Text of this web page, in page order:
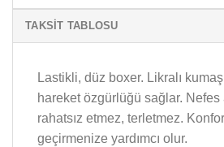
TAKSIT TABLOSU
Lastikli, düz boxer. Likralı
hareket özgürlüğü sağlar. Nefes
rahatsız etmez, terletmez.
geçirmenize yardımcı olur.